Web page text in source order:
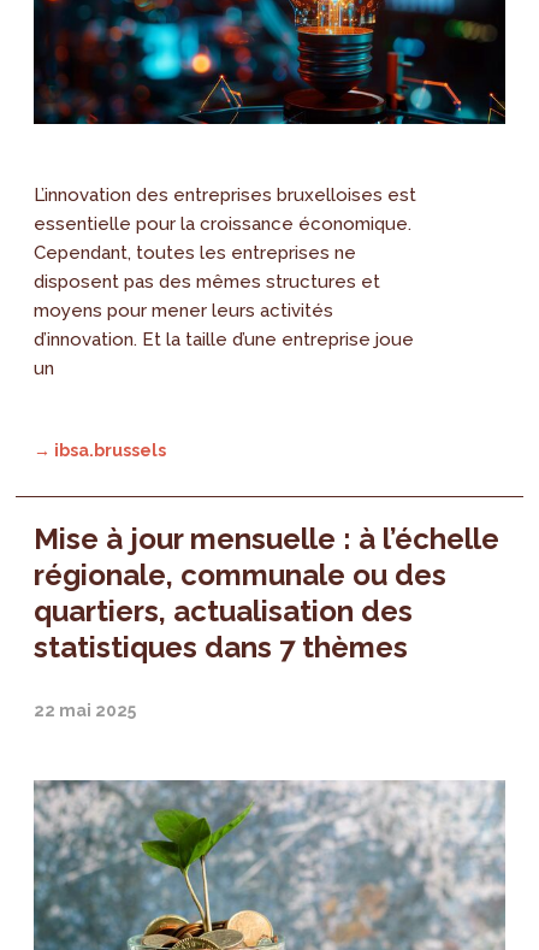
L’innovation des entreprises bruxelloises est
essentielle pour la croissance économique.
Cependant, toutes les entreprises ne
disposent pas des mêmes structures et
moyens pour mener leurs activités
d’innovation. Et la taille d’une entreprise joue
un
→ ibsa.brussels
Mise à jour mensuelle : à l’échelle
régionale, communale ou des
quartiers, actualisation des
statistiques dans 7 thèmes
22 mai 2025